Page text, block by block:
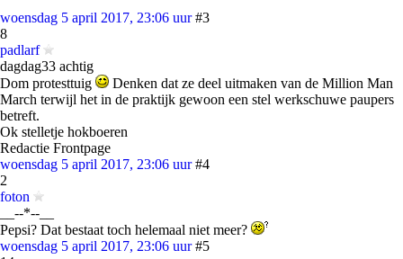
woensdag 5 april 2017, 23:06 uur #3
8
padlarf
dagdag33 achtig
Dom protesttuig
Denken dat ze deel uitmaken van de Million Man
March terwijl het in de praktijk gewoon een stel werkschuwe paupers
betreft.
Ok stelletje hokboeren
Redactie Frontpage
woensdag 5 april 2017, 23:06 uur #4
2
foton
__--*--__
Pepsi? Dat bestaat toch helemaal niet meer?
woensdag 5 april 2017, 23:06 uur #5